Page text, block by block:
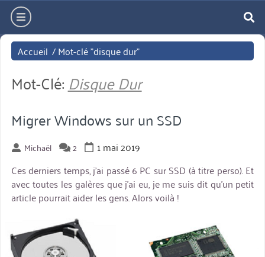
Aller
directement
au
contenu
hamburger
Accueil /Mot-clé "disque dur"
Mot-Clé: Disque Dur
Migrer Windows sur un SSD
Michaël 2
1 mai 2019
Ces derniers temps, j’ai passé 6 PC sur SSD (à titre perso). Et
avec toutes les galères que j’ai eu, je me suis dit qu’un petit
article pourrait aider les gens. Alors voilà !